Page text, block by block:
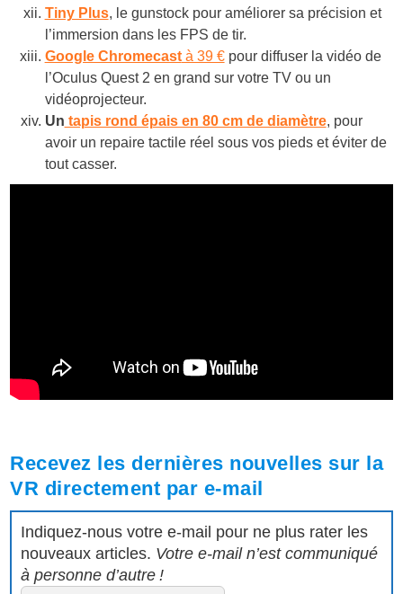
Tiny Plus, le gunstock pour améliorer sa précision et
l’immersion dans les FPS de tir.
Google Chromecastà 39 €pour diffuser la vidéo de
l’Oculus Quest 2 en grand sur votre TV ou un
vidéoprojecteur.
Un tapis rond épais en 80 cm de diamètre, pour
avoir un repaire tactile réel sous vos pieds et éviter de
tout casser.
Recevez les dernières nouvelles sur la
VR directement par e-mail
Indiquez-nous votre e-mail pour ne plus rater les
nouveaux articles. Votre e-mail n’est communiqué
à personne d’autre !